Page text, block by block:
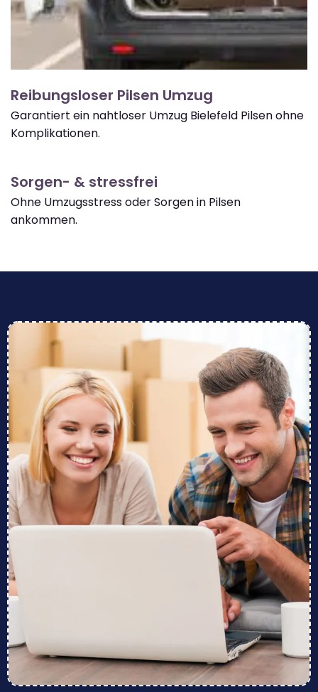
Reibungsloser Pilsen Umzug
Garantiert ein nahtloser Umzug Bielefeld Pilsen ohne
Komplikationen.
Sorgen- & stressfrei
Ohne Umzugsstress oder Sorgen in Pilsen
ankommen.